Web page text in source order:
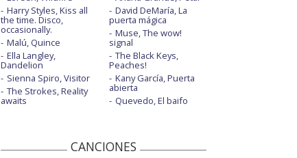
Harry Styles, Kiss all
the time. Disco,
occasionally.
Malú, Quince
Ella Langley,
Dandelion
Sienna Spiro, Visitor
The Strokes, Reality
awaits
David DeMaría, La
puerta mágica
Muse, The wow!
signal
The Black Keys,
Peaches!
Kany García, Puerta
abierta
Quevedo, El baifo
CANCIONES